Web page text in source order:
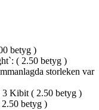
betyg )
( 2.50 betyg )
storleken var
3 Kibit ( 2.50 betyg )
betyg )